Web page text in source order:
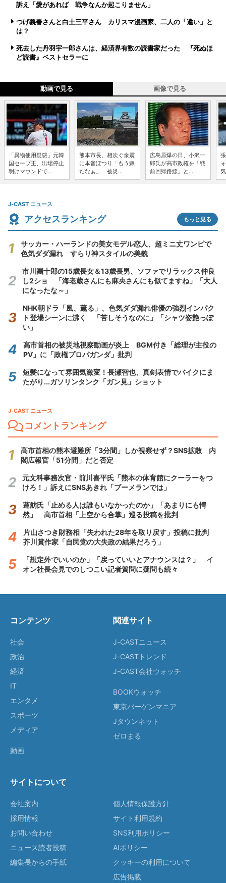
訴え「愛があれば 戦争なんか起こりません」
つげ義春さんと白土三平さん カリスマ漫画家、二人の「違い」と
は？
死去した丹羽宇一郎さんは、経済界有数の読書家だった 『死ぬほ
ど読書』ベストセラーに
動画で見る 画像で見る
「異物使用疑惑」元韓
国セーブ王、出場停止
明けマウンドで...
熊本市長、相次ぐ余震
に本音ぽつり「もう嫌
だなぁ」 被災...
広島原爆の日、小沢一
郎氏が高市政権を「戦
前回帰路線」と...
J-CAST ニュース
アクセスランキング もっと見る
サッカー・ハーランドの美女モデル恋人、超ミニ丈ワンピで
色気ダダ漏れ すらり神スタイルの美貌
市川團十郎の15歳長女＆13歳長男、ソファでリラックス仲良
し2ショ 「海老蔵さんにも麻央さんにも似てますね」「大人
になったな～」
NHK朝ドラ「風、薫る」、色気ダダ漏れ俳優の強烈インパク
ト登場シーンに沸く 「苦しそうなのに」「シャツ姿艶っぽ
い」
高市首相の被災地視察動画が炎上 BGM付き「総理が主役の
PV」に「政権プロパガンダ」批判
短髪になって雰囲気激変！長瀬智也、真剣表情でバイクにま
たがり...ガソリンタンク「ガン見」ショット
J-CAST ニュース
コメントランキング
高市首相の熊本避難所「3分間」しか視察せず？SNS拡散 内
閣広報官「51分間」だと否定
元文科事務次官・前川喜平氏「熊本の体育館にクーラーをつ
けろ！」訴えにSNSあきれ「ブーメランでは」
蓮舫氏「止める人は誰もいなかったのか」「あまりにも愕
然」 高市首相「上空から合掌」巡る投稿を批判
片山さつき財務相「失われた28年を取り戻す」投稿に批判
芥川賞作家「自民党の大失政の結果だろう」
「想定外でいいのか」「戻っていいとアナウンスは？」 イ
オン社長会見でのしつこい記者質問に疑問も続々
コンテンツ
社会
政治
経済
IT
エンタメ
スポーツ
メディア
動画
関連サイト
J-CASTニュース
J-CASTトレンド
J-CAST会社ウォッチ
BOOKウォッチ
東京バーゲンマニア
Jタウンネット
ゼロまる
サイトについて
会社案内
採用情報
お問い合わせ
ニュース読者投稿
編集長からの手紙
個人情報保護方針
サイト利用規約
SNS利用ポリシー
AIポリシー
クッキーの利用について
広告掲載